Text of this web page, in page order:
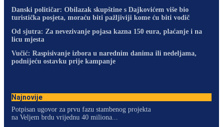
Danski političar: Obilazak skupštine s Dajkovićem više bio
turistička posjeta, moraću biti pažljiviji kome ću biti vodič
Od sjutra: Za nevezivanje pojasa kazna 150 eura, plaćanje i na
licu mjesta
Vučić: Raspisivanje izbora u narednim danima ili nedeljama,
podnijeću ostavku prije kampanje
Najnovije
Potpisan ugovor za prvu fazu stambenog projekta
na Veljem brdu vrijednu 40 miliona...